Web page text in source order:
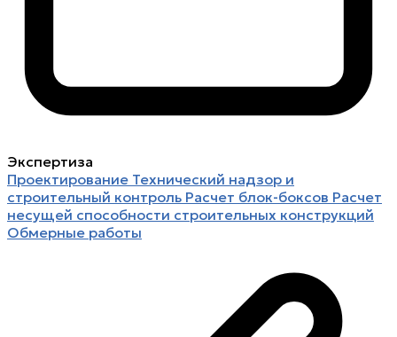
Экспертиза
Проектирование Технический надзор и
строительный контроль Расчет блок-боксов Расчет
несущей способности строительных конструкций
Обмерные работы